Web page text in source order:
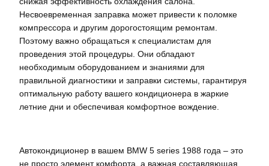
Несвоевременная заправка может привести к поломке
компрессора и другим дорогостоящим ремонтам.
Поэтому важно обращаться к специалистам для
проведения этой процедуры. Они обладают
необходимым оборудованием и знаниями для
правильной диагностики и заправки системы, гарантируя
оптимальную работу вашего кондиционера в жаркие
летние дни и обеспечивая комфортное вождение.
Автокондиционер в вашем BMW 5 series 1988 года – это
не просто элемент комфорта, а важная составляющая